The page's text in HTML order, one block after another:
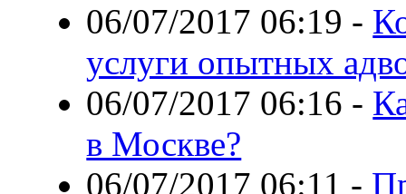
06/07/2017 06:19 -
услуги опытных
06/07/2017 06:16 -
в Москве?
06/07/2017 06:11 -